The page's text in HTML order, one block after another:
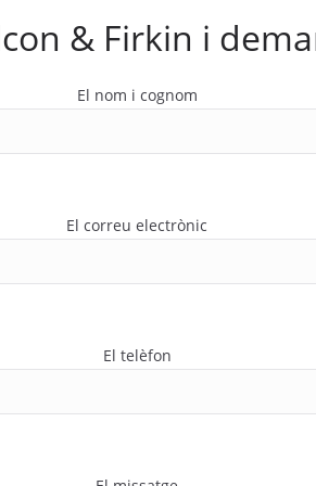
& Firkin i
El nom i cognom
El correu electrònic
El telèfon